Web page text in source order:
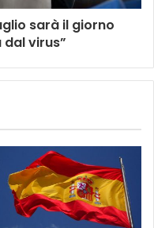
sarà il giorno
dal virus”